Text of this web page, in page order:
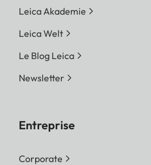
Leica Akademie
Leica Welt
Le Blog Leica
Newsletter
Entreprise
Corporate